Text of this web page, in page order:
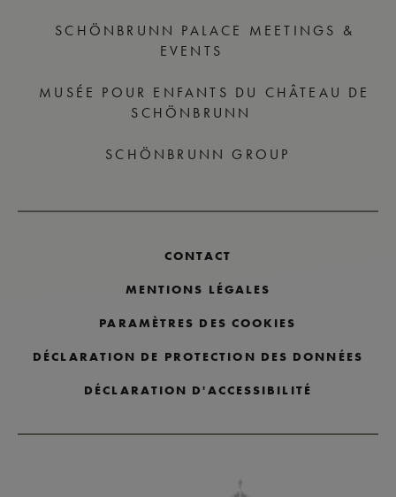
SCHÖNBRUNN PALACE MEETINGS &
EVENTS
MUSÉE POUR ENFANTS DU CHÂTEAU DE
SCHÖNBRUNN
SCHÖNBRUNN GROUP
CONTACT
MENTIONS LÉGALES
PARAMÈTRES DES COOKIES
DÉCLARATION DE PROTECTION DES DONNÉES
DÉCLARATION D'ACCESSIBILITÉ